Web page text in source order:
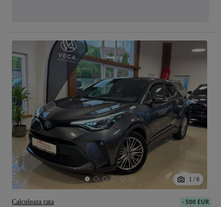
1 / 6
-500 EUR
Calculeaza rata